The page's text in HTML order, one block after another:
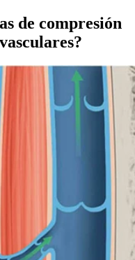
de compresión